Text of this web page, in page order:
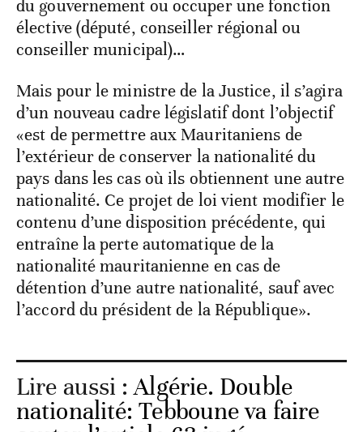
du gouvernement ou occuper une fonction
élective (député, conseiller régional ou
conseiller municipal)…
Mais pour le ministre de la Justice, il s’agira
d’un nouveau cadre législatif dont l’objectif
«est de permettre aux Mauritaniens de
l’extérieur de conserver la nationalité du
pays dans les cas où ils obtiennent une autre
nationalité. Ce projet de loi vient modifier le
contenu d’une disposition précédente, qui
entraîne la perte automatique de la
nationalité mauritanienne en cas de
détention d’une autre nationalité, sauf avec
l’accord du président de la République».
Lire aussi :Algérie. Double
nationalité: Tebboune va faire